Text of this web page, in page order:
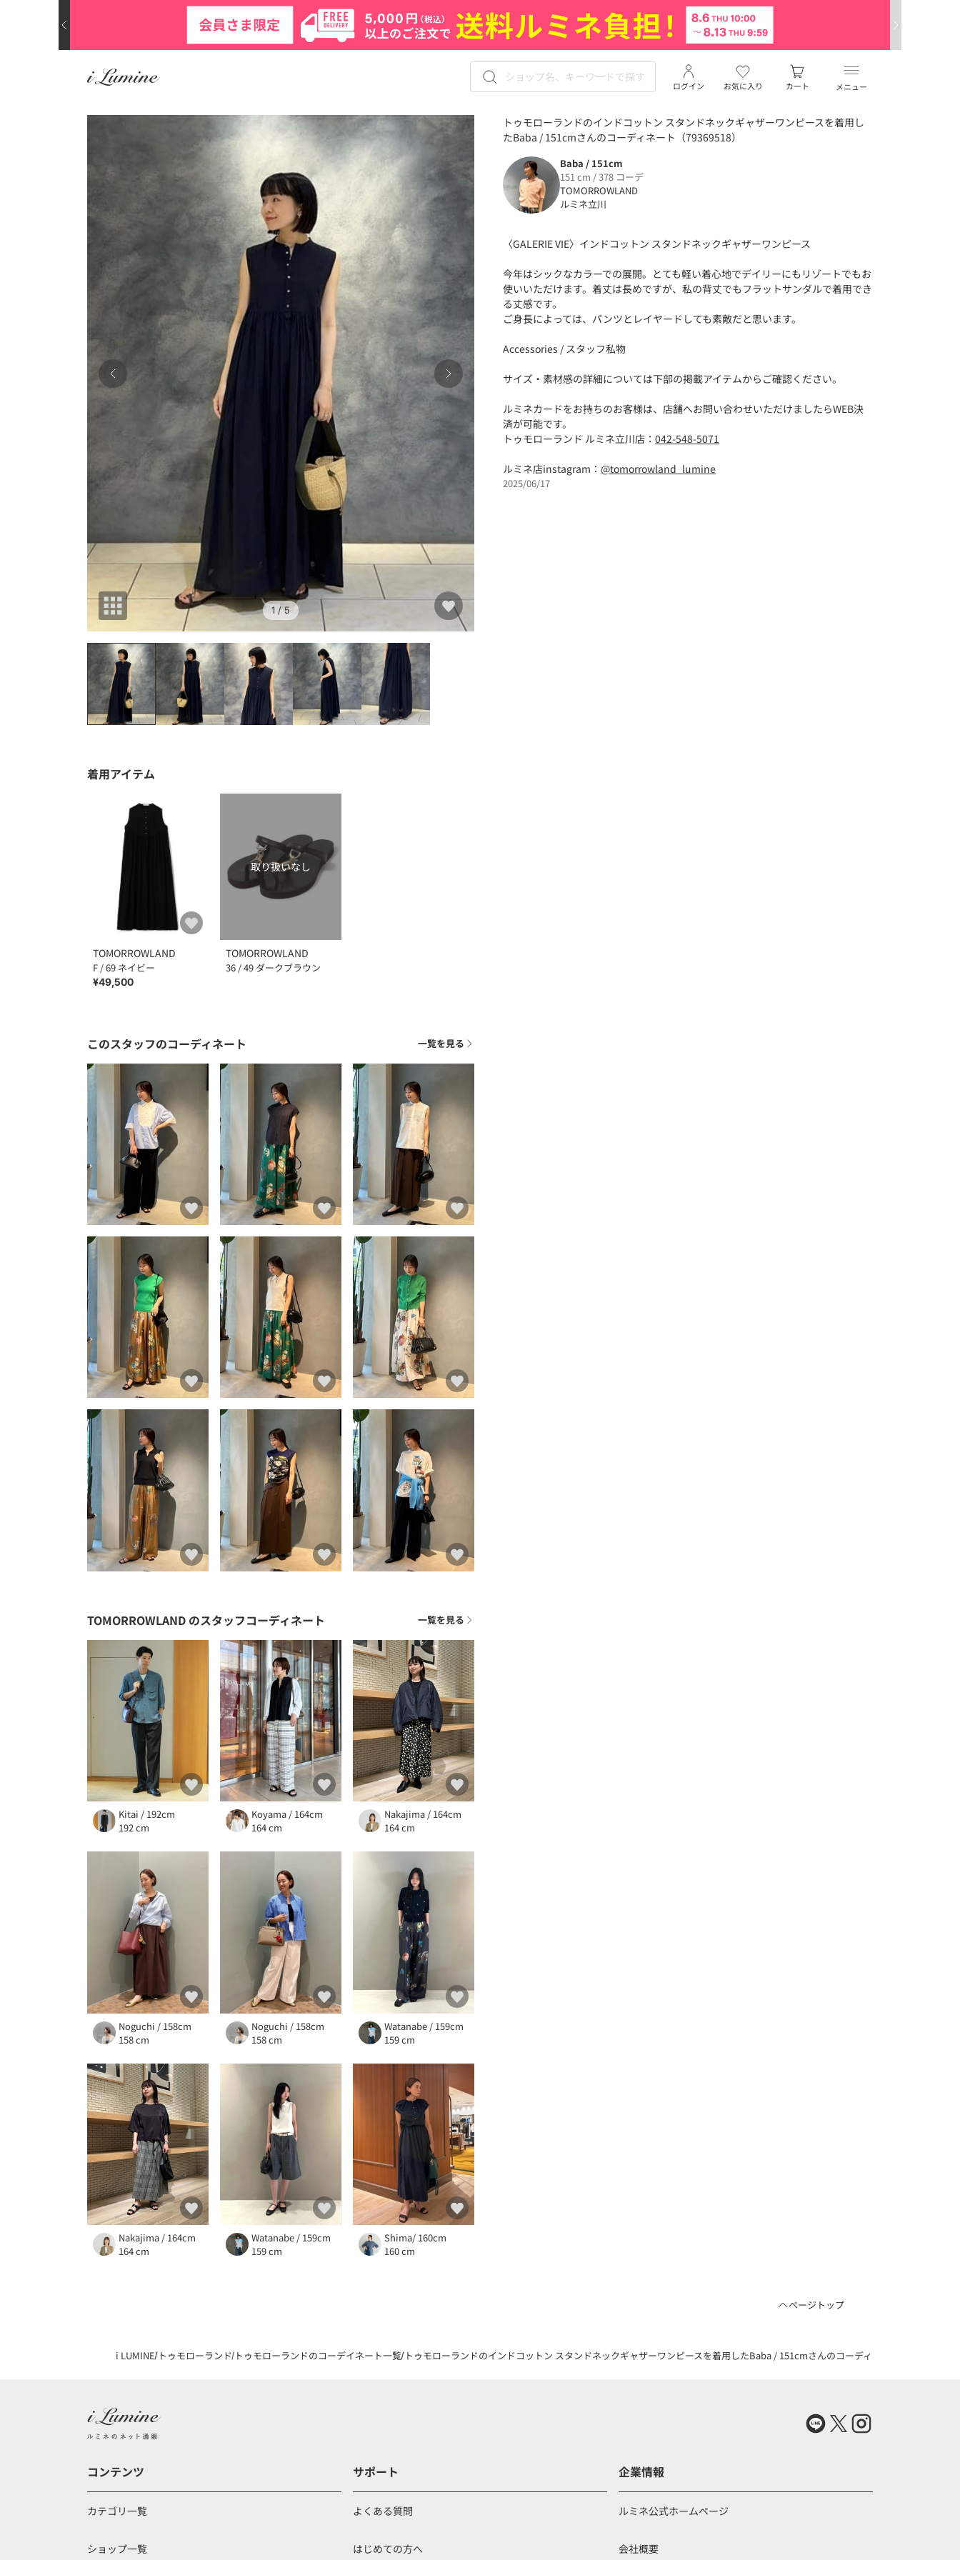
メニュー
お気に入り
ログイン カート
1 / 5
トゥモローランドのインドコットン スタンドネックギャザーワンピースを着用し
たBaba / 151cmさんのコーディネート（79369518）
Baba / 151cm
151 cm / 378 コーデ
TOMORROWLAND
ルミネ立川
〈GALERIE VIE〉インドコットン スタンドネックギャザーワンピース
今年はシックなカラーでの展開。とても軽い着心地でデイリーにもリゾートでもお
使いいただけます。着丈は長めですが、私の背丈でもフラットサンダルで着用でき
る丈感です。
ご身長によっては、パンツとレイヤードしても素敵だと思います。
Accessories / スタッフ私物
サイズ・素材感の詳細については下部の掲載アイテムからご確認ください。
ルミネカードをお持ちのお客様は、店舗へお問い合わせいただけましたらWEB決
済が可能です。
トゥモローランド ルミネ立川店： 042-548-5071
ルミネ店instagram： @tomorrowland_lumine
2025/06/17
着用アイテム
TOMORROWLAND
F / 69 ネイビー
¥49,500
取り扱いなし
TOMORROWLAND
36 / 49 ダークブラウン
このスタッフのコーディネート 一覧を見る
TOMORROWLAND のスタッフコーディネート 一覧を見る
Kitai / 192cm
192 cm
Koyama / 164cm
164 cm
Nakajima / 164cm
164 cm
Noguchi / 158cm
158 cm
Noguchi / 158cm
158 cm
Watanabe / 159cm
159 cm
Nakajima / 164cm
164 cm
Watanabe / 159cm
159 cm
Shima/ 160cm
160 cm
ページトップ
i LUMINE トゥモローランド トゥモローランドのコーデイネート一覧トゥモローランドのインドコットン スタンドネックギャザーワンピースを着用したBaba / 151cmさんのコーディネート（79369518）
コンテンツ
カテゴリ一覧
ショップ一覧
サポート
よくある質問
はじめての方へ
企業情報
ルミネ公式ホームページ
会社概要